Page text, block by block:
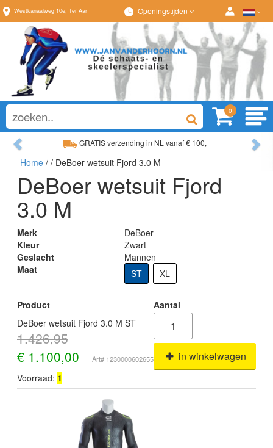
Westkanaalweg 10e, Ter Aar Openingstijden
0
GRATIS verzending in NL vanaf € 100,=
Ruim assortiment, altijd wat naar wens!
Ruim assortiment,
Previous
Home / / DeBoer wetsuit Fjord 3.0 M
DeBoer wetsuit Fjord
3.0 M
Merk
DeBoer
Kleur
Zwart
Geslacht
Mannen
Maat
ST XL
Product
Aantal
DeBoer wetsuit Fjord 3.0 M ST
1.426,95
€ 1.100,00 Art# 1230000602655 in winkelwagen
Voorraad: 1